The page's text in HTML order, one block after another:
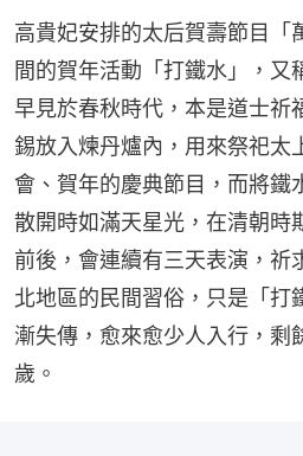
高貴妃安排的太后賀壽節目「
間的賀年活動「打鐵水」，又
早見於春秋時代，本是道士祈
錫放入煉丹爐內，用來祭祀太
會、賀年的慶典節目，而將鐵
散開時如滿天星光，在清朝時
前後，會連續有三天表演，祈
北地區的民間習俗，只是「打
漸失傳，愈來愈少人入行，剩
歲。